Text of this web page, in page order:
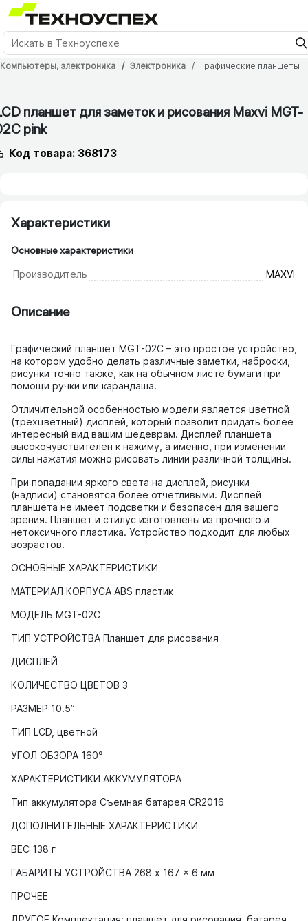
Компьютеры, электроника Электроника Графические планшеты
планшет для заметок и рисования Maxvi MGT-
pink
Код товара: 368173
Характеристики
Основные характеристики
Производитель MAXVI
Описание
Графический планшет MGT-02С – это простое устройство,
на котором удобно делать различные заметки, наброски,
рисунки точно также, как на обычном листе бумаги при
помощи ручки или карандаша.
Отличительной особенностью модели является цветной
(трехцветный) дисплей, который позволит придать более
интересный вид вашим шедеврам. Дисплей планшета
высокочувствителен к нажиму, а именно, при изменении
силы нажатия можно рисовать линии различной толщины.
При попадании яркого света на дисплей, рисунки
(надписи) становятся более отчетливыми. Дисплей
планшета не имеет подсветки и безопасен для вашего
зрения. Планшет и стилус изготовлены из прочного и
нетоксичного пластика. Устройство подходит для любых
возрастов.
ОСНОВНЫЕ ХАРАКТЕРИСТИКИ
МАТЕРИАЛ КОРПУСА ABS пластик
МОДЕЛЬ MGT-02C
ТИП УСТРОЙСТВА Планшет для рисования
ДИСПЛЕЙ
КОЛИЧЕСТВО ЦВЕТОВ 3
РАЗМЕР 10.5”
ТИП LCD, цветной
УГОЛ ОБЗОРА 160°
ХАРАКТЕРИСТИКИ АККУМУЛЯТОРА
Тип аккумулятора Съемная батарея CR2016
ДОПОЛНИТЕЛЬНЫЕ ХАРАКТЕРИСТИКИ
ВЕС 138 г
ГАБАРИТЫ УСТРОЙСТВА 268 x 167 x 6 мм
ПРОЧЕЕ